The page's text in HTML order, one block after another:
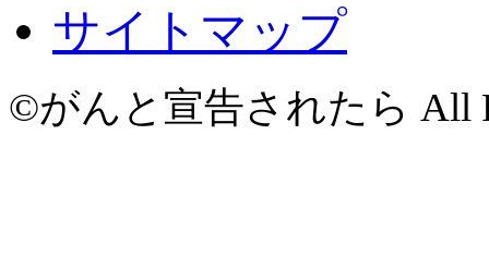
サイトマップ
©がんと宣告されたら All